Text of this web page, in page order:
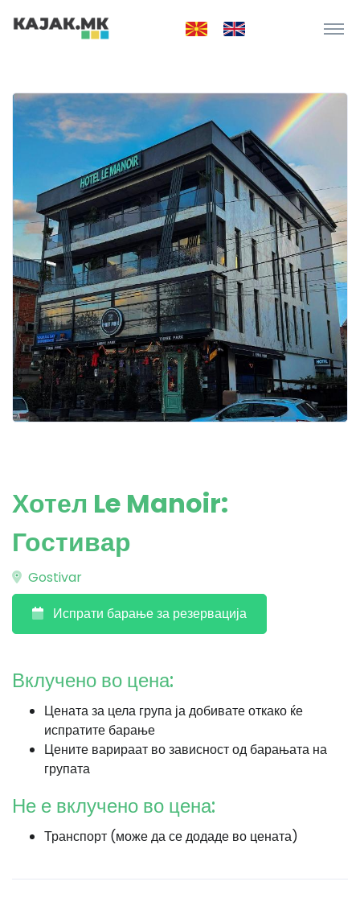
Хотел Le Manoir:
Гостивар
Gostivar
Испрати барање за резервација
Вклучено во цена:
Цената за цела група ја добивате откако ќе
испратите барање
Цените варираат во зависност од барањата на
групата
Не е вклучено во цена:
Транспорт (може да се додаде во цената)